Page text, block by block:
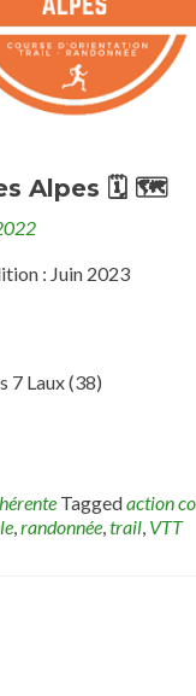
Alpes 🗓 🗺
: Juin 2023
7 Laux (38)
Taggedaction
,randonnée,trail, VTT